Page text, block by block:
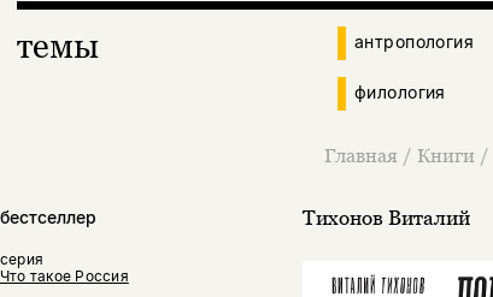
темы антропология
филология
Главная / Книги /
бестселлер
серия
Что такое Россия
Тихонов Виталий